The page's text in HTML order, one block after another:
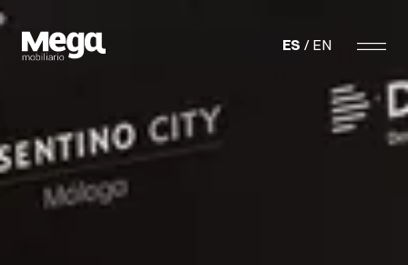
Megamobiliario ES EN